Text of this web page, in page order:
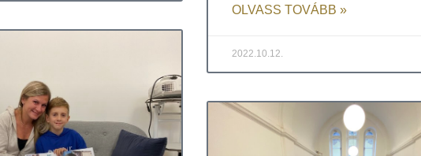
OLVASS TOVÁBB »
2022.10.12.